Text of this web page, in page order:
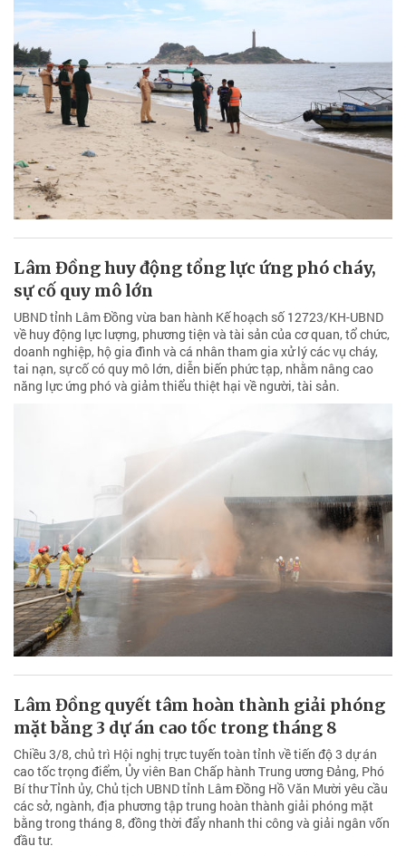
Lâm Đồng huy động tổng lực ứng phó cháy,
sự cố quy mô lớn
UBND tỉnh Lâm Đồng vừa ban hành Kế hoạch số 12723/KH-UBND
về huy động lực lượng, phương tiện và tài sản của cơ quan, tổ chức,
doanh nghiệp, hộ gia đình và cá nhân tham gia xử lý các vụ cháy,
tai nạn, sự cố có quy mô lớn, diễn biến phức tạp, nhằm nâng cao
năng lực ứng phó và giảm thiểu thiệt hại về người, tài sản.
Lâm Đồng quyết tâm hoàn thành giải phóng
mặt bằng 3 dự án cao tốc trong tháng 8
Chiều 3/8, chủ trì Hội nghị trực tuyến toàn tỉnh về tiến độ 3 dự án
cao tốc trọng điểm, Ủy viên Ban Chấp hành Trung ương Đảng, Phó
Bí thư Tỉnh ủy, Chủ tịch UBND tỉnh Lâm Đồng Hồ Văn Mười yêu cầu
các sở, ngành, địa phương tập trung hoàn thành giải phóng mặt
bằng trong tháng 8, đồng thời đẩy nhanh thi công và giải ngân vốn
đầu tư.